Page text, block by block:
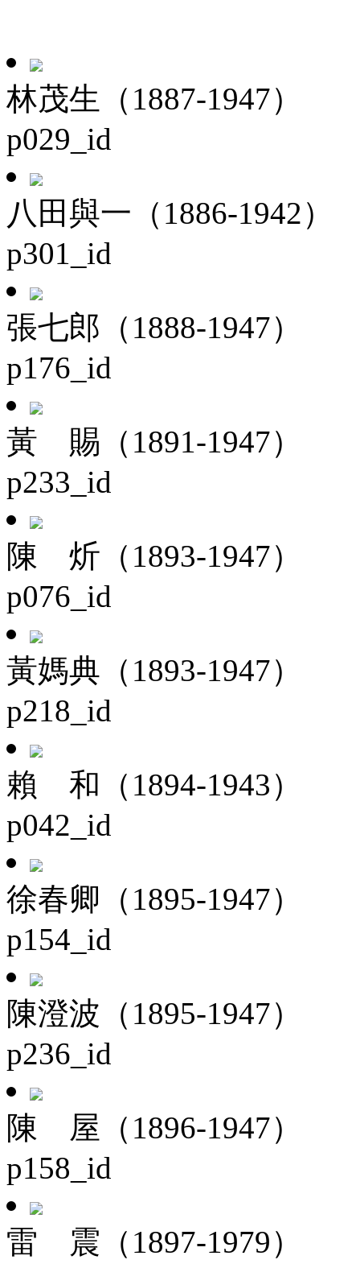
林茂生（1887-1947）
p029_id
八田與一（1886-1942）
p301_id
張七郎（1888-1947）
p176_id
黃 賜（1891-1947）
p233_id
陳 炘（1893-1947）
p076_id
黃媽典（1893-1947）
p218_id
賴 和（1894-1943）
p042_id
徐春卿（1895-1947）
p154_id
陳澄波（1895-1947）
p236_id
陳 屋（1896-1947）
p158_id
雷 震（1897-1979）